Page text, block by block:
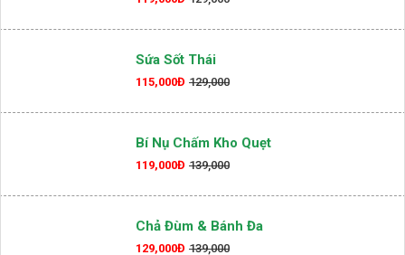
Rau Rừng ChiLai Xào Tỏi
119,000Đ 129,000
Sứa Sốt Thái
115,000Đ 129,000
Bí Nụ Chấm Kho Quẹt
119,000Đ 139,000